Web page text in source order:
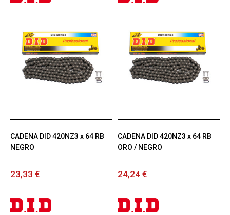
CADENA DID 420NZ3 x 64 RB
NEGRO
23,33 €
CADENA DID 420NZ3 x 64 RB
ORO / NEGRO
24,24 €